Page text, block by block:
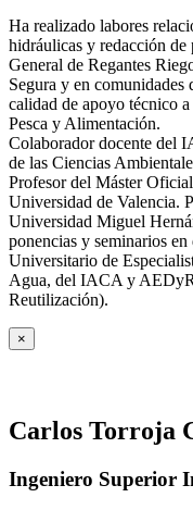
Ha realizado labores
hidráulicas y redacción de
General de Regantes
Segura y en comunidades
calidad de apoyo técnico
Pesca y Alimentación.
Colaborador docente del
de las Ciencias
Profesor del Máster
Universidad de Valencia.
Universidad Miguel
ponencias y seminarios
Universitario de
Agua, del IACA y
Reutilización).
×
Carlos Torroja
Ingeniero Superior